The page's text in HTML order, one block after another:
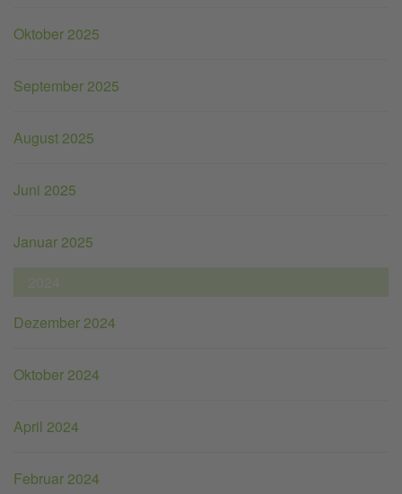
Oktober 2025
September 2025
August 2025
Juni 2025
Januar 2025
Dezember 2024
Oktober 2024
April 2024
Februar 2024